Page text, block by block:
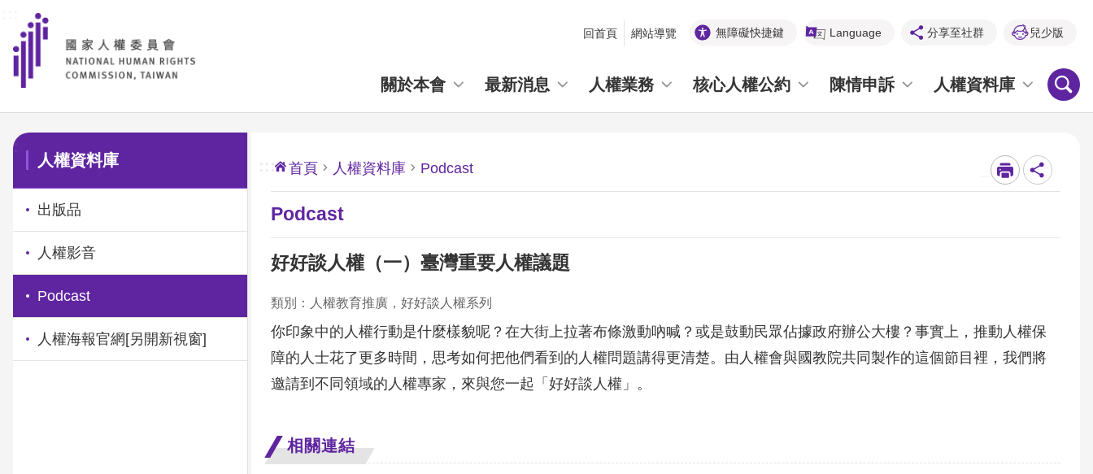
前往主要內容區塊
回首頁 網站導覽 無障礙快捷鍵 Language 分享至社群 兒少版
關於本會 最新消息 人權業務 核心人權公約 陳情申訴 人權資料庫
:::
人權資料庫
出版品
人權影音
Podcast
人權海報官網 [另開新視窗]
::: 首頁 人權資料庫 Podcast
Podcast
好好談人權（一）臺灣重要人權議題
類別：人權教育推廣，好好談人權系列
你印象中的人權行動是什麼樣貌呢？在大街上拉著布條激動吶喊？或是鼓動民眾佔據政府辦公大樓？事實上，推動人權保
障的人士花了更多時間，思考如何把他們看到的人權問題講得更清楚。由人權會與國教院共同製作的這個節目裡，我們將
邀請到不同領域的人權專家，來與您一起「好好談人權」。
相關連結